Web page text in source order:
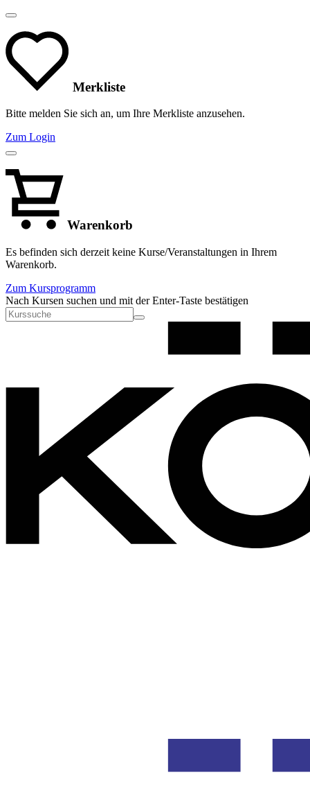
Merkliste
Bitte melden Sie sich an, um Ihre Merkliste anzusehen.
Zum Login
Warenkorb
Es befinden sich derzeit keine Kurse/Veranstaltungen in Ihrem
Warenkorb.
Zum Kursprogramm
Nach Kursen suchen und mit der Enter-Taste bestätigen